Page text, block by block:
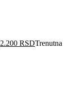
2.200 RSDTrenutna